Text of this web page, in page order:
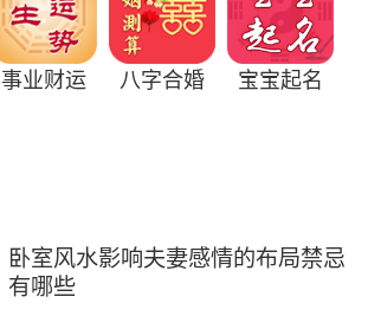
事业财运 八字合婚 宝宝起名
卧室风水影响夫妻感情的布局禁忌
有哪些